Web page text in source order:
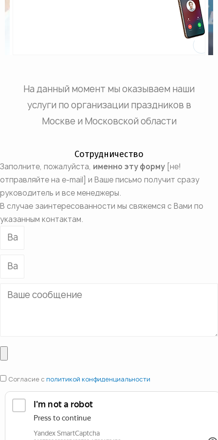
На данный момент мы оказываем наши
услуги по организации праздников в
Москве и Московской области
Сотрудничество
Заполните, пожалуйста, именно эту форму [не!
отправляйте на e-mail] и Ваше письмо получит сразу
руководитель и все менеджеры.
В случае заинтересованности мы свяжемся с Вами по
указанным контактам.
Согласие с политикой конфиденциальности